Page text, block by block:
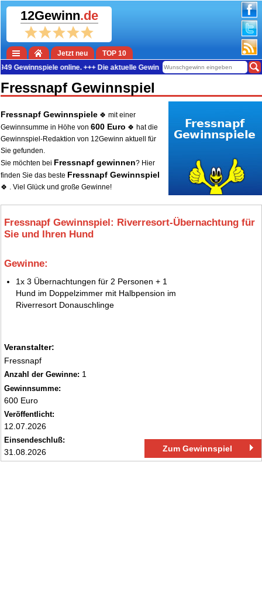
12Gewinn.de
Jetzt neu
TOP 10
online. +++ Die aktuelle Gewinn-Summe beträgt 37.766.655 Euro.
Fressnapf Gewinnspiel
Fressnapf Gewinnspiele 🍀 mit einer
Gewinnsumme in Höhe von 600 Euro 🍀 hat die
Gewinnspiel-Redaktion von 12Gewinn aktuell für
Sie gefunden.
Sie möchten bei Fressnapf gewinnen? Hier
finden Sie das beste Fressnapf Gewinnspiel
🍀 . Viel Glück und große Gewinne!
Fressnapf Gewinnspiel: Riverresort-Übernachtung für
Sie und Ihren Hund
Gewinne:
1x 3 Übernachtungen für 2 Personen + 1
Hund im Doppelzimmer mit Halbpension im
Riverresort Donauschlinge
Veranstalter:
Fressnapf
Anzahl der Gewinne: 1
Gewinnsumme:
600 Euro
Veröffentlicht:
12.07.2026
Einsendeschluß:
31.08.2026 Zum Gewinnspiel